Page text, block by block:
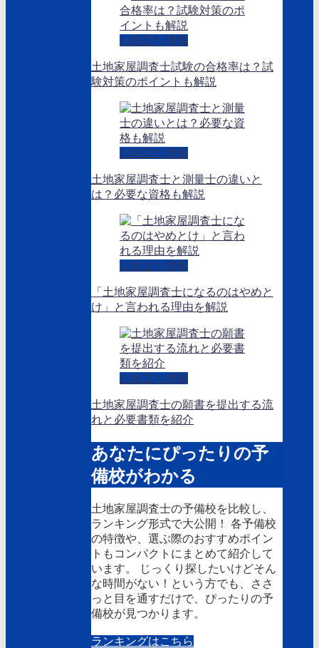
お役立ち情報
土地家屋調査士試験の合格率は？試
験対策のポイントも解説
お役立ち情報
土地家屋調査士と測量士の違いと
は？必要な資格も解説
お役立ち情報
「土地家屋調査士になるのはやめと
け」と言われる理由を解説
お役立ち情報
土地家屋調査士の願書を提出する流
れと必要書類を紹介
あなたにぴったりの予
備校がわかる
土地家屋調査士の予備校を比較し、
ランキング形式で大公開！ 各予備校
の特徴や、選ぶ際のおすすめポイン
トもコンパクトにまとめて紹介して
います。 じっくり探したいけどそん
な時間がない！という方でも、ささ
っと目を通すだけで、ぴったりの予
備校が見つかります。
ランキングはこちら